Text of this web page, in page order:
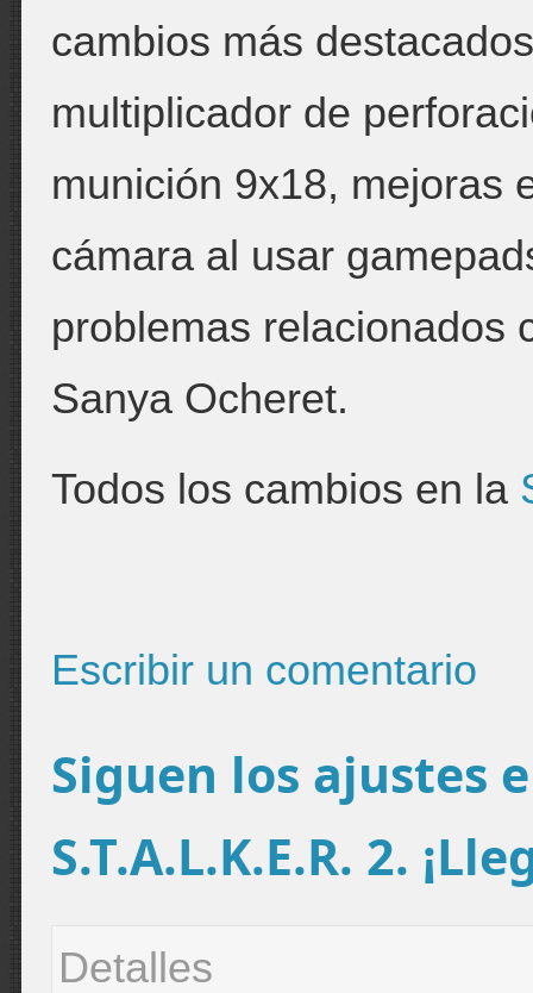
cambios más
multiplicador de
munición 9x18, mejoras
cámara al usar
problemas relacionados
Sanya Ocheret.
Todos los cambios en la
Escribir un comentario
Siguen los ajustes
S.T.A.L.K.E.R. 2.
Detalles